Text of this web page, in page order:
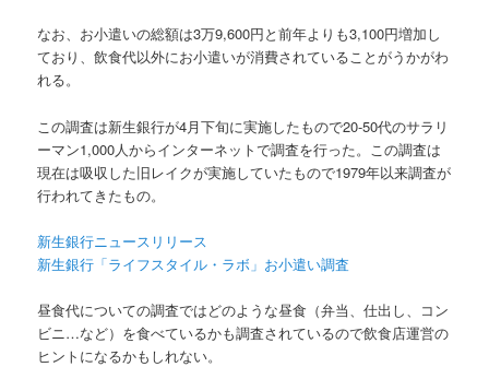
なお、お小遣いの総額は3万9,600円と前年よりも3,100円増加し
ており、飲食代以外にお小遣いが消費されていることがうかがわ
れる。
この調査は新生銀行が4月下旬に実施したもので20-50代のサラリ
ーマン1,000人からインターネットで調査を行った。この調査は
現在は吸収した旧レイクが実施していたもので1979年以来調査が
行われてきたもの。
新生銀行ニュースリリース
新生銀行「ライフスタイル・ラボ」お小遣い調査
昼食代についての調査ではどのような昼食（弁当、仕出し、コン
ビニ…など）を食べているかも調査されているので飲食店運営の
ヒントになるかもしれない。